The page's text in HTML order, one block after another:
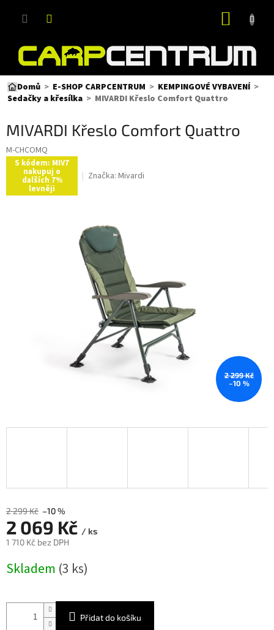
Domů E-SHOP CARPCENTRUM
KEMPINGOVÉ VYBAVENÍ
Sedačky a křesílka
MIVARDI Křeslo Comfort Quattro
MIVARDI Křeslo Comfort Quattro
M-CHCOMQ
S kódem: MIV7
nakupuj o
dalších 7%
levněji
Značka: Mivardi
2 299 Kč
–10 %
2 299 Kč –10 %
2 069 Kč / ks
1 710 Kč bez DPH
cena:
Skladem (3 ks)
Přidat do košíku